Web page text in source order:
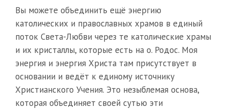
Вы можете объединить ещё энергию
католических и православных храмов в единый
поток Света-Любви через те католические храмы
и их кристаллы, которые есть на о. Родос. Моя
энергия и энергия Христа там присутствует в
основании и ведёт к единому источнику
Христианского Учения. Это незыблемая основа,
которая объединяет своей сутью эти